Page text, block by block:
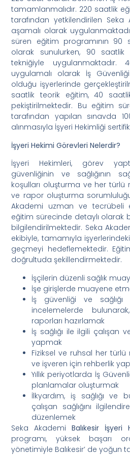
tamamlanmalıdır. 220 saatlik
tarafından yetkilendirilen
aşamalı olarak
süren eğitim programının
olarak sunulurken, 90 saatlik
tekniğiyle
uygulamalı olarak İş
olduğu işyerlerinde
saatlik teorik eğitim, 40
pekiştirilmektedir. Bu eğitim
tarafından yapılan sınavda
alınmasıyla İşyeri Hekimliği
İşyeri Hekimi Görevleri Nelerdir?
İşyeri Hekimleri, görev
güvenliğinin ve sağlığının
koşulları oluşturma ve her türlü
ve rapor oluşturma
Akademi uzman ve tecrübeli
eğitim sürecinde detaylı olarak
bilgilendirilmektedir. Seka
ekibiyle, tamamıyla
geçmeyi hedeflemektedir.
doğrultuda şekillendirmektedir.
İşçilerin düzenli sağlık
İşe girişlerde muayene
İş güvenliği ve sağlığı
incelemelerde
raporları hazırlamak
İş sağlığı ile ilgili çalışan
yapmak
Fiziksel ve ruhsal her türlü
ve işveren için rehberlik
Yıllık periyotlarda İş
planlamalar oluşturmak
İlkyardım, iş sağlığı ve
çalışan sağlığını
düzenlemek
Seka AkademiBalıkesir İşyeri
programı, yüksek başarı
yönetimiyle Balıkesir’ de yoğun